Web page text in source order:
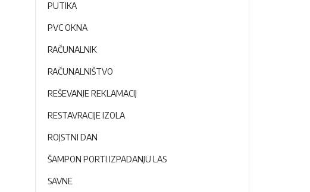
PUTIKA
PVC OKNA
RAČUNALNIK
RAČUNALNIŠTVO
REŠEVANJE REKLAMACIJ
RESTAVRACIJE IZOLA
ROJSTNI DAN
ŠAMPON PORTI IZPADANJU LAS
SAVNE